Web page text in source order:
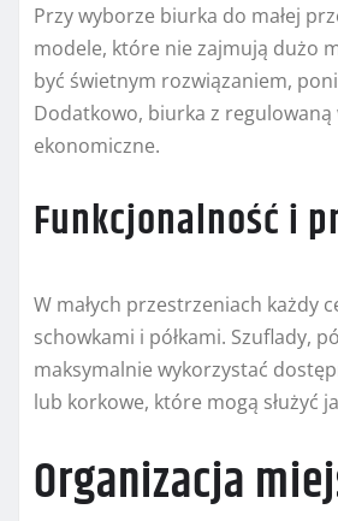
Przy wyborze biurka do małej
modele, które nie zajmują dużo
być świetnym rozwiązaniem,
Dodatkowo, biurka z
ekonomiczne.
Funkcjonalność i
W małych przestrzeniach każdy
schowkami i półkami. Szuflady,
maksymalnie wykorzystać
lub korkowe, które mogą służyć
Organizacja